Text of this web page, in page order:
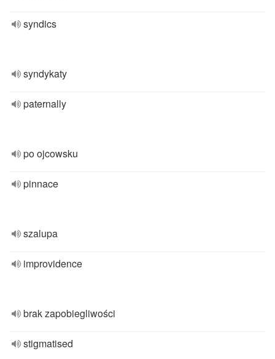
syndics
syndykaty
paternally
po ojcowsku
pinnace
szalupa
improvidence
brak zapobiegliwości
stigmatised